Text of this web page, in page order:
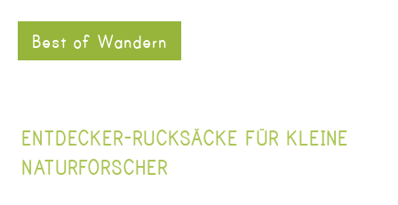
Best of Wandern
ENTDECKER-RUCKSÄCKE FÜR KLEINE
NATURFORSCHER